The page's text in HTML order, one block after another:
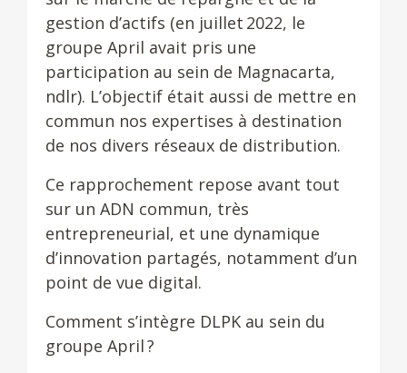
gestion d’actifs (en juillet 2022, le
groupe April avait pris une
participation au sein de Magnacarta,
ndlr). L’objectif était aussi de mettre en
commun nos expertises à destination
de nos divers réseaux de distribution.
Ce rapprochement repose avant tout
sur un ADN commun, très
entrepreneurial, et une dynamique
d’innovation partagés, notamment d’un
point de vue digital.
Comment s’intègre DLPK au sein du
groupe April ?